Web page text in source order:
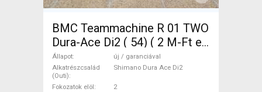
BMC Teammachine R 01 TWO
Dura-Ace Di2 ( 54) ( 2 M-Ft e
Országúti Shimano Dura Ace
Di2 tárcsafék új / garanciával
ELADÓ
Állapot
új / garanciával
Alkatrészcsalád
(Outi)
Shimano Dura Ace Di2
Fokozatok elöl
2